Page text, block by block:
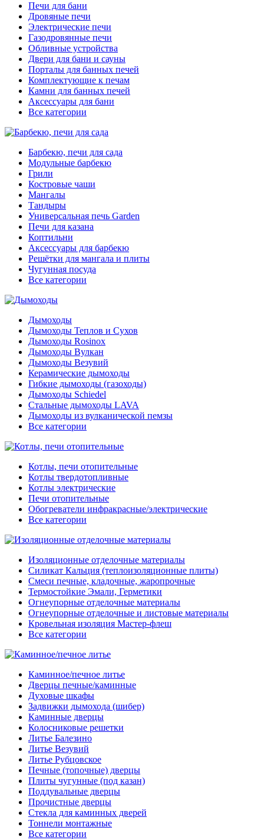
Печи для бани
Дровяные печи
Электрические печи
Газодровянные печи
Обливные устройства
Двери для бани и сауны
Порталы для банных печей
Комплектующие к печам
Камни для банных печей
Аксессуары для бани
Все категории
Барбекю, печи для сада
Модульные барбекю
Грили
Костровые чаши
Мангалы
Тандыры
Универсальная печь Garden
Печи для казана
Коптильни
Аксессуары для барбекю
Решётки для мангала и плиты
Чугунная посуда
Все категории
Дымоходы
Дымоходы Теплов и Сухов
Дымоходы Rosinox
Дымоходы Вулкан
Дымоходы Везувий
Керамические дымоходы
Гибкие дымоходы (газоходы)
Дымоходы Schiedel
Стальные дымоходы LAVA
Дымоходы из вулканической пемзы
Все категории
Котлы, печи отопительные
Котлы твердотопливные
Котлы электрические
Печи отопительные
Обогреватели инфракрасные/электрические
Все категории
Изоляционные отделочные материалы
Силикат Кальция (теплоизоляционные плиты)
Смеси печные, кладочные, жаропрочные
Термостойкие Эмали, Герметики
Огнеупорные отделочные материалы
Огнеупорные отделочные и листовые материалы
Кровельная изоляция Мастер-флеш
Все категории
Каминное/печное литье
Дверцы печные/каминные
Духовые шкафы
Задвижки дымохода (шибер)
Каминные дверцы
Колосниковые решетки
Литье Балезино
Литье Везувий
Литье Рубцовское
Печные (топочные) дверцы
Плиты чугунные (под казан)
Поддувальные дверцы
Прочистные дверцы
Стекла для каминных дверей
Тоннели монтажные
Все категории